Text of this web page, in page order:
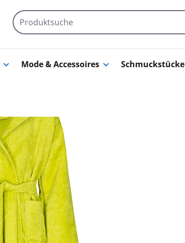
Mode & Accessoires Schmuckstücke